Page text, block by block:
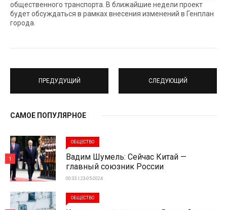
общественного транспорта. В ближайшие недели проект
будет обсуждаться в рамках внесения изменений в Генплан
города.
ПРЕДУДУЩИЙ СЛЕДУЮЩИЙ
САМОЕ ПОПУЛЯРНОЕ
ОБЩЕСТВО
Вадим Шумель: Сейчас Китай —
главный союзник России
00:33 | 23-05-2024
1
ОБЩЕСТВО